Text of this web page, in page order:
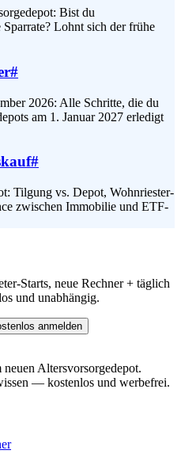
Bist du
Lohnt sich der frühe
#
2026: Alle Schritte, die du
am 1. Januar 2027 erledigt
#
Tilgung vs. Depot, Wohnriester-
zwischen Immobilie und ETF-
Starts, neue Rechner + täglich
und unabhängig.
anmelden
Altersvorsorgedepot.
— kostenlos und werbefrei.